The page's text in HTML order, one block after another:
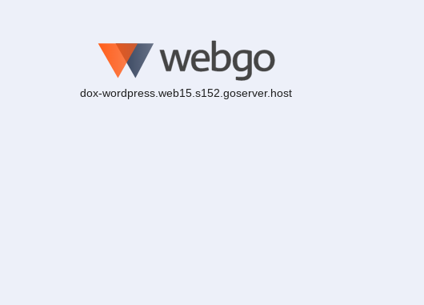
dox-wordpress.web15.s152.goserver.host